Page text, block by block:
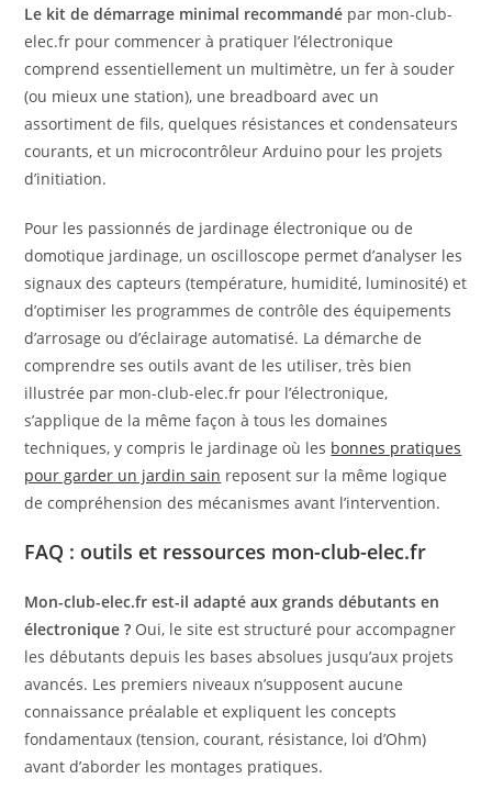
Le kit de démarrage minimal recommandé par mon-club-
elec.fr pour commencer à pratiquer l’électronique
comprend essentiellement un multimètre, un fer à souder
(ou mieux une station), une breadboard avec un
assortiment de fils, quelques résistances et condensateurs
courants, et un microcontrôleur Arduino pour les projets
d’initiation.
Pour les passionnés de jardinage électronique ou de
domotique jardinage, un oscilloscope permet d’analyser les
signaux des capteurs (température, humidité, luminosité) et
d’optimiser les programmes de contrôle des équipements
d’arrosage ou d’éclairage automatisé. La démarche de
comprendre ses outils avant de les utiliser, très bien
illustrée par mon-club-elec.fr pour l’électronique,
s’applique de la même façon à tous les domaines
techniques, y compris le jardinage où les bonnes pratiques
pour garder un jardin sain reposent sur la même logique
de compréhension des mécanismes avant l’intervention.
FAQ : outils et ressources mon-club-elec.fr
Mon-club-elec.fr est-il adapté aux grands débutants en
électronique ? Oui, le site est structuré pour accompagner
les débutants depuis les bases absolues jusqu’aux projets
avancés. Les premiers niveaux n’supposent aucune
connaissance préalable et expliquent les concepts
fondamentaux (tension, courant, résistance, loi d’Ohm)
avant d’aborder les montages pratiques.